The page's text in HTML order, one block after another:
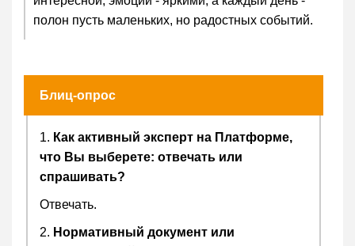
полон пусть маленьких, но радостных событий.
Блиц-опрос
1. Как активный эксперт на Платформе,
что Вы выберете: отвечать или
спрашивать?
Отвечать.
2. Нормативный документ или